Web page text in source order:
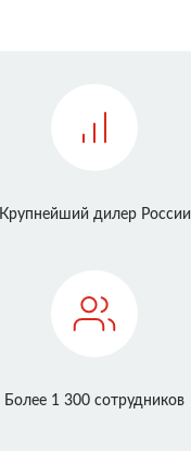
Крупнейший дилер России
Более 1 300 сотрудников